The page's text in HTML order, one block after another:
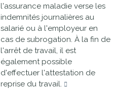
l'assurance maladie verse les
indemnités journalières au
salarié ou à l'employeur en
cas de subrogation. À la fin de
l'arrêt de travail, il est
également possible
d'effectuer l'attestation de
reprise du travail.